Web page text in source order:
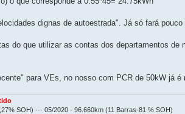
dignas de autoestrada". Já só fará
do que utilizar as contas dos departamentos de
para VEs, no nosso com PCR de 50kW já
SOH) --- 05/2020 - 96.660km (11 Barras-81 % SOH)